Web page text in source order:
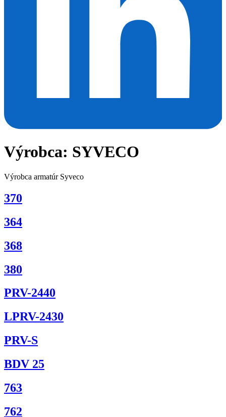
Výrobca: SYVECO
Výrobca armatúr Syveco
370
364
368
380
PRV-2440
LPRV-2430
PRV-S
BDV 25
763
762